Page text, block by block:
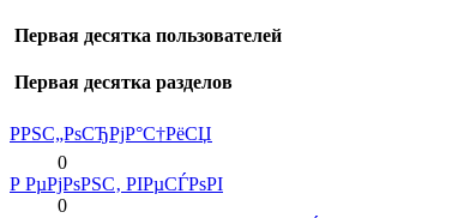
Первая десятка пользователей
Первая десятка разделов
РРЅС„РѕСЂРјР°С†РёСЏ
0
Р РµРјРѕРЅС‚ РІРµСЃРѕРІ
0